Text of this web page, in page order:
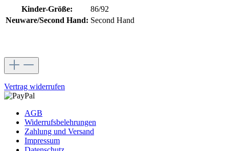
Kinder-Größe:
86/92
Neuware/Second Hand: Second Hand
Vertrag widerrufen
AGB
Widerrufsbelehrungen
Zahlung und Versand
Impressum